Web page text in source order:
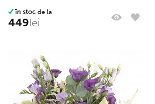
în stocde la
449lei